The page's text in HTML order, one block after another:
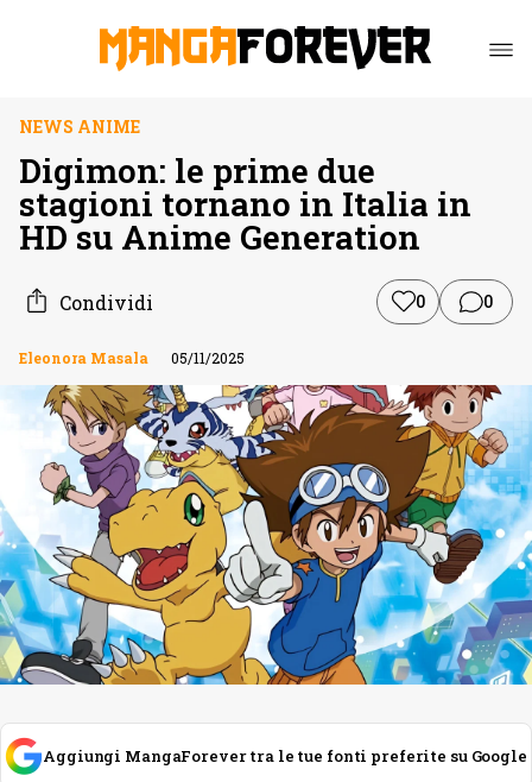
NEWS ANIME
Digimon: le prime due
stagioni tornano in Italia in
HD su Anime Generation
Condividi 0 0
Eleonora Masala 05/11/2025
Aggiungi MangaForever tra le tue fonti preferite su Google